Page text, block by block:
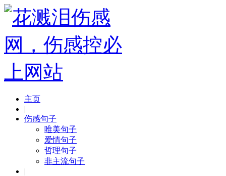
主页
|
伤感句子
唯美句子
爱情句子
哲理句子
非主流句子
|